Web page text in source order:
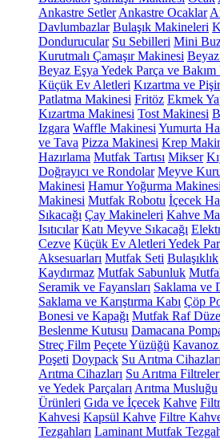
Ankastre Setler Ankastre Ocaklar
Davlumbazlar Bulaşık Makineleri
Dondurucular Su Sebilleri Mini
Kurutmalı Çamaşır Makinesi
Beyaz Eşya Yedek Parça ve
Küçük Ev Aletleri Kızartma ve
Patlatma Makinesi Fritöz Ekmek
Kızartma Makinesi Tost Makinesi
Izgara Waffle Makinesi Yumurta
ve Tava Pizza Makinesi Krep
Hazırlama Mutfak Tartısı Mikser
Doğrayıcı ve Rondolar Meyve
Makinesi Hamur Yoğurma
Makinesi Mutfak Robotu İçecek
Sıkacağı Çay Makineleri Kahve
Isıtıcılar Katı Meyve Sıkacağı
Cezve Küçük Ev Aletleri Yedek
Aksesuarları Mutfak Seti Bulaşıklık
Kaydırmaz Mutfak Sabunluk
Seramik ve Fayansları Saklama ve
Saklama ve Karıştırma Kabı Çöp
Bonesi ve Kapağı Mutfak Raf
Beslenme Kutusu Damacana
Streç Film Peçete Yüzüğü Kavanoz
Poşeti Doypack Su Arıtma
Arıtma Cihazları Su Arıtma
ve Yedek Parçaları Arıtma Musluğu
Ürünleri Gıda ve İçecek Kahve
Kahvesi Kapsül Kahve Filtre
Tezgahları Laminant Mutfak